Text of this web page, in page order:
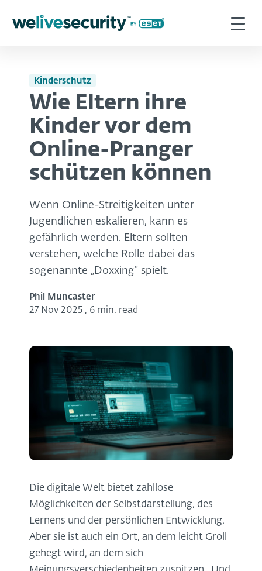
Kinderschutz
Wie Eltern ihre
Kinder vor dem
Online-Pranger
schützen können
Wenn Online-Streitigkeiten unter
Jugendlichen eskalieren, kann es
gefährlich werden. Eltern sollten
verstehen, welche Rolle dabei das
sogenannte „Doxxing“ spielt.
Phil Muncaster
27 Nov 2025 , 6 min. read
Die digitale Welt bietet zahllose
Möglichkeiten der Selbstdarstellung, des
Lernens und der persönlichen Entwicklung.
Aber sie ist auch ein Ort, an dem leicht Groll
gehegt wird, an dem sich